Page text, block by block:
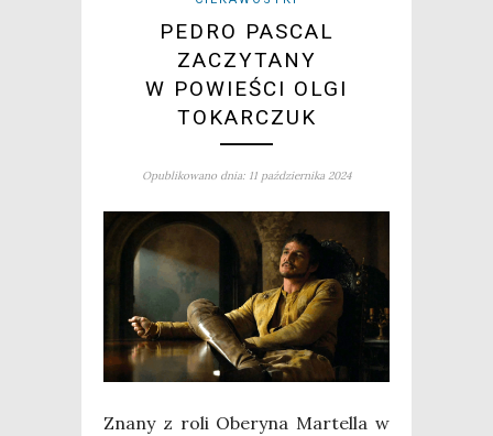
PEDRO PASCAL
ZACZYTANY
W POWIEŚCI OLGI
TOKARCZUK
Opublikowano dnia: 11 października 2024
Zna­ny z roli Obe­ry­na Mar­tel­la w